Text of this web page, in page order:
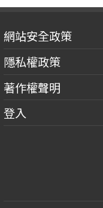
網站安全政策
隱私權政策
著作權聲明
登入